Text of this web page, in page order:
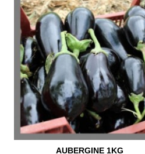
AUBERGINE 1KG